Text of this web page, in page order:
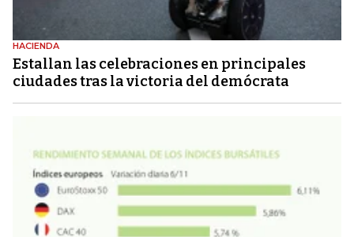
HACIENDA
Estallan las celebraciones en principales
ciudades tras la victoria del demócrata